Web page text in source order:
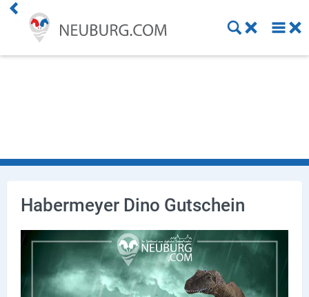
Habermeyer Dino Gutschein
Dienstleistung
Gesundheit
Stellenanzeigen
Online Shops